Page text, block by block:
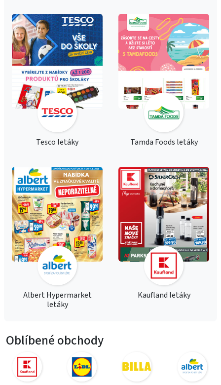
Tesco letáky Tamda Foods letáky
Albert Hypermarket
letáky
Kaufland letáky
Oblíbené obchody